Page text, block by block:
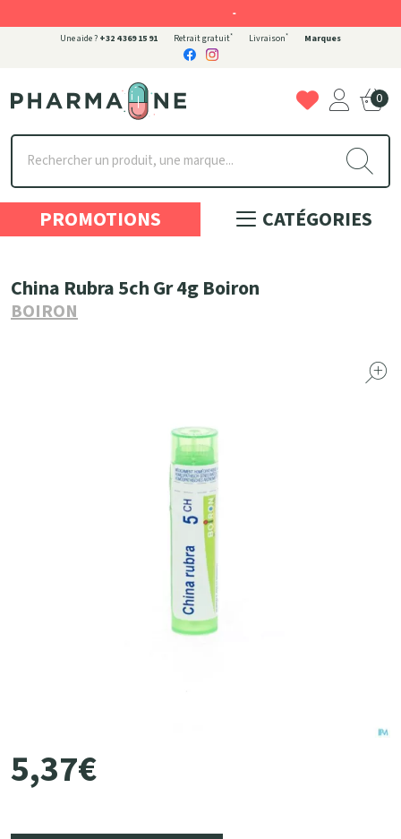
Une aide ? +32 4 369 15 91 Retrait gratuit* Livraison* Marques
Pharmaone Votre pharmacie en ligne à votre service
0
PROMOTIONS CATÉGORIES
China Rubra 5ch Gr 4g Boiron
BOIRON
5,37€